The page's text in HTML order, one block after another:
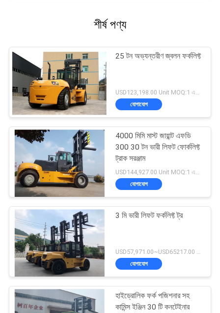
শীর্ষ পণ্য
25 টন অভ্যন্তরীণ জ্বলন ফর্কলিফ্ট
USD123,198.00 Unit MOQ:1 একক
যোগাযোগ
4000 মিমি মাস্ট জায়ান্ট এফডি
300 30 টন ভারী লিফট ফোর্কলিফ্ট
ট্রাক সরঞ্জাম
USD144,927.00 Unit MOQ:1 একক
যোগাযোগ
3 মি ভারী লিফট ফর্কলিফ্ট ট্র
USD57,971.00~USD65217.00 unit MOQ:1 একক
যোগাযোগ
হাইড্রোলিক ফর্ক পজিশনার সহ
কামিন্স ইঞ্জিন 30 টি কনটেইনার